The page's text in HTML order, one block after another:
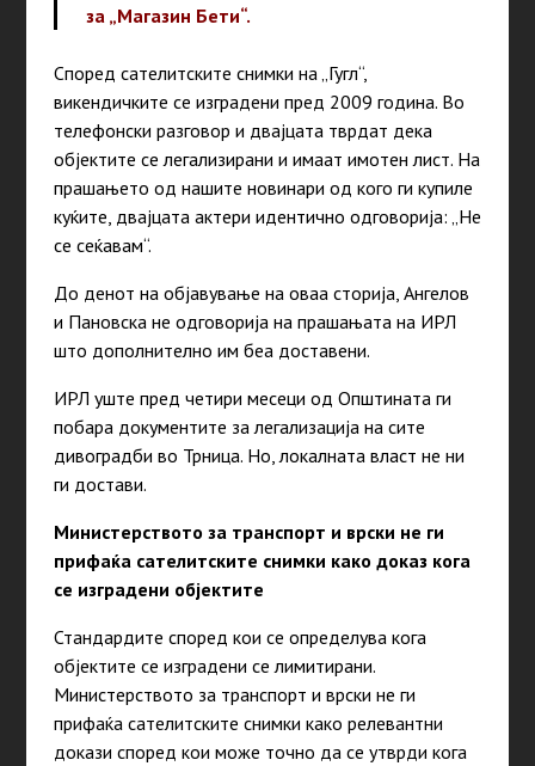
за „Магазин Бети“.
Според сателитските снимки на „Гугл“,
викендичките се изградени пред 2009 година. Во
телефонски разговор и двајцата тврдат дека
објектите се легализирани и имаат имотен лист. На
прашањето од нашите новинари од кого ги купиле
куќите, двајцата актери идентично одговорија: „Не
се сеќавам“.
До денот на објавување на оваа сторија, Ангелов
и Пановска не одговорија на прашањата на ИРЛ
што дополнително им беа доставени.
ИРЛ уште пред четири месеци од Општината ги
побара документите за легализација на сите
дивоградби во Трница. Но, локалната власт не ни
ги достави.
Министерството за транспорт и врски не ги
прифаќа сателитските снимки како доказ кога
се изградени објектите
Стандардите според кои се определува кога
објектите се изградени се лимитирани.
Министерството за транспорт и врски не ги
прифаќа сателитските снимки како релевантни
докази според кои може точно да се утврди кога